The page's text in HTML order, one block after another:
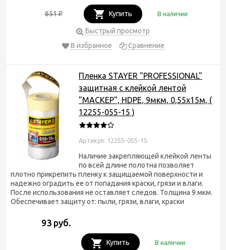
651₽ Купить В наличии
Быстрый просмотр
В избранное
Сравнение
Пленка STAYER "PROFESSIONAL"
защитная с клейкой лентой
"МАСКЕР", HDPE, 9мкм, 0,55х15м, (
12255-055-15 )
Артикул: 12255-055-15
Наличие закрепляющей клейкой ленты
по всей длине полотна позволяет
плотно прикрепить пленку к защищаемой поверхности и
надежно оградить ее от попадания краски, грязи и влаги.
После использования не оставляет следов. Толщина 9 мкм.
Обеспечивает защиту от: пыли, грязи, влаги, краски
93 руб.
Купить В наличии